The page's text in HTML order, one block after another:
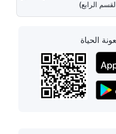
– مسؤوليات القادة والعاملين
الحياة